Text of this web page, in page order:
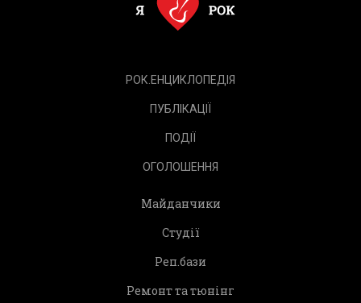
РОК.ЕНЦИКЛОПЕДІЯ
ПУБЛІКАЦІЇ
ПОДІЇ
ОГОЛОШЕННЯ
Майданчики
Студії
Реп.бази
Ремонт та тюнінг